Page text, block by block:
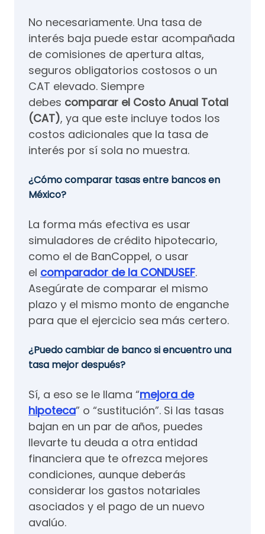
No necesariamente. Una tasa de
interés baja puede estar acompañada
de comisiones de apertura altas,
seguros obligatorios costosos o un
CAT elevado. Siempre
debes comparar el Costo Anual Total
(CAT), ya que este incluye todos los
costos adicionales que la tasa de
interés por sí sola no muestra.
¿Cómo comparar tasas entre bancos en
México?
La forma más efectiva es usar
simuladores de crédito hipotecario,
como el de BanCoppel, o usar
el comparador de la CONDUSEF.
Asegúrate de comparar el mismo
plazo y el mismo monto de enganche
para que el ejercicio sea más certero.
¿Puedo cambiar de banco si encuentro una
tasa mejor después?
Sí, a eso se le llama “mejora de
hipoteca” o “sustitución”. Si las tasas
bajan en un par de años, puedes
llevarte tu deuda a otra entidad
financiera que te ofrezca mejores
condiciones, aunque deberás
considerar los gastos notariales
asociados y el pago de un nuevo
avalúo.